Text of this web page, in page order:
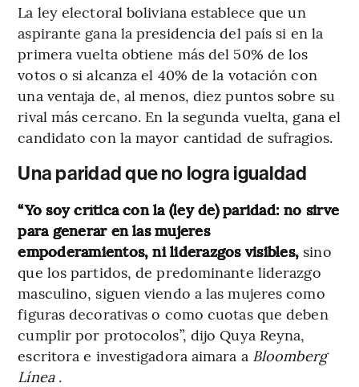
La ley electoral boliviana establece que un
aspirante gana la presidencia del país si en la
primera vuelta obtiene más del 50% de los
votos o si alcanza el 40% de la votación con
una ventaja de, al menos, diez puntos sobre su
rival más cercano. En la segunda vuelta, gana el
candidato con la mayor cantidad de sufragios.
Una paridad que no logra igualdad
“Yo soy crítica con la (ley de) paridad: no sirve
para generar en las mujeres
empoderamientos, ni liderazgos visibles, sino
que los partidos, de predominante liderazgo
masculino, siguen viendo a las mujeres como
figuras decorativas o como cuotas que deben
cumplir por protocolos”, dijo Quya Reyna,
escritora e investigadora aimara a Bloomberg
Línea.